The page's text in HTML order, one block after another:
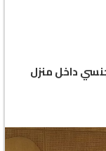
داخل منزل